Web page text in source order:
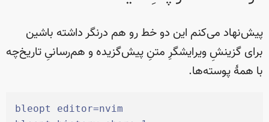
پیش‌نهاد می‌کنم این دو خط رو هم درنگر داشته باشین
برای گزینشِ ویرایشگرِ متنِ پیش‌گزیده و هم‌رسانیِ تاریخ‌چه
با همهٔ پوسته‌ها.
bleopt
editor=nvim